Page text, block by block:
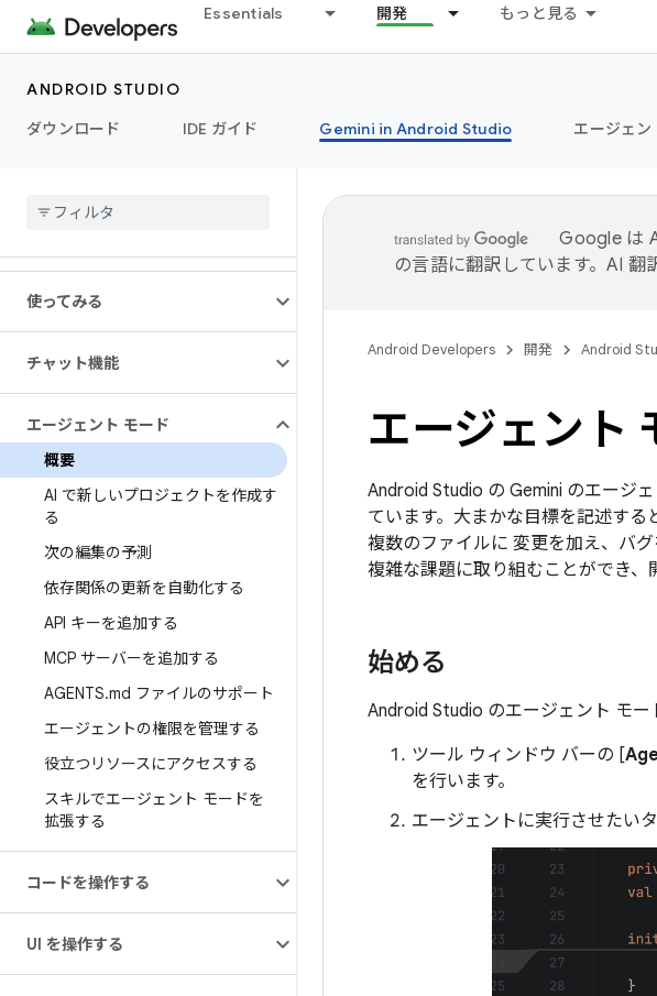
Essentials 開発 もっと見る
ANDROID STUDIO
ダウンロード
IDE ガイド Gemini in Android Studio エージェン
使ってみる
チャット機能
エージェント モード
概要
AI で新しいプロジェクトを作成す
る
次の編集の予測
依存関係の更新を自動化する
API キーを追加する
MCP サーバーを追加する
AGENTS.md ファイルのサポート
エージェントの権限を管理する
役立つリソースにアクセスする
スキルでエージェント モードを
拡張する
コードを操作する
UI を操作する
Google は
の言語に翻訳しています。AI 翻
Android Developers 開発 Android
エージェント
Android Studio の Gemini のエージ
ています。大まかな目標を記述す
複数のファイルに 変更を加え、バ
複雑な課題に取り組むことができ、
始める
Android Studio のエージェント モー
ツール ウィンドウ バーの [
を行います。
エージェントに実行させたい